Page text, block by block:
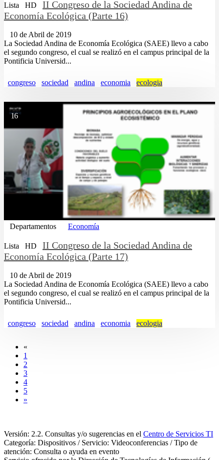
Lista HD
II Congreso de la Sociedad Andina de
Economía Ecológica (Parte 16)
10 de Abril de 2019
La Sociedad Andina de Economía Ecológica (SAEE) llevo a cabo
el segundo congreso, el cual se realizó en el campus principal de la
Pontificia Universid...
congreso sociedad andina economia ecologia
16
Departamentos Economía
Lista HD
II Congreso de la Sociedad Andina de
Economía Ecológica (Parte 17)
10 de Abril de 2019
La Sociedad Andina de Economía Ecológica (SAEE) llevo a cabo
el segundo congreso, el cual se realizó en el campus principal de la
Pontificia Universid...
congreso sociedad andina economia ecologia
«
1
2
3
4
5
»
Versión: 2.2. Consultas y/o sugerencias en el Centro de Servicios TI
Categoría: Dispositivos / Servicio: Videoconferencias / Tipo de
atención: Consulta o ayuda en evento